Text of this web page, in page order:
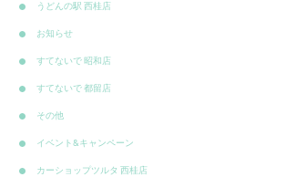
うどんの駅 西桂店
お知らせ
すてないで 昭和店
すてないで 都留店
その他
イベント&キャンペーン
カーショップツルタ 西桂店